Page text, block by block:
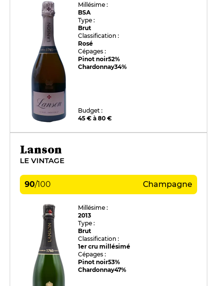
Millésime :
BSA
Type :
Brut
Classification :
Rosé
Cépages :
Pinot noir52%
Chardonnay34%
Budget :
45 € à 80 €
Lanson
LE VINTAGE
90/100 Champagne
Millésime :
2013
Type :
Brut
Classification :
1er cru millésimé
Cépages :
Pinot noir53%
Chardonnay47%